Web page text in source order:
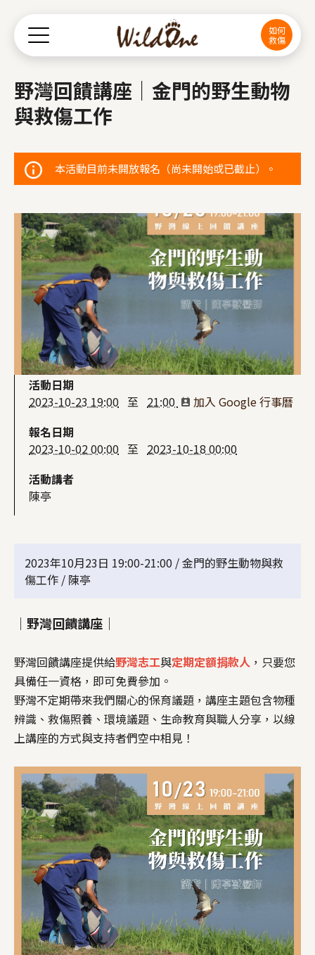
野灣回饋講座｜金門的野生動物
與救傷工作
本活動目前未開放報名（尚未開始或已截止）。
活動日期
2023-10-23 19:00 至 21:00
加入 Google 行事曆
報名日期
2023-10-02 00:00 至 2023-10-18 00:00
活動講者
陳亭
2023年10月23日 19:00-21:00 / 金門的野生動物與救
傷工作 / 陳亭
｜野灣回饋講座｜
野灣回饋講座提供給野灣志工與定期定額捐款人 ，只要您
具備任一資格，即可免費參加。
野灣不定期帶來我們關心的保育議題，講座主題包含物種
辨識、救傷照養、環境議題、生命教育與職人分享，以線
上講座的方式與支持者們空中相見！
如何
救傷